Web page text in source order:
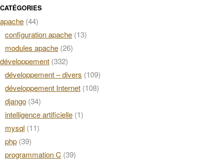
CATÉGORIES
apache (44)
configuration apache (13)
modules apache (26)
développement (332)
développement – divers (109)
développement Internet (108)
django (34)
intelligence artificielle (1)
mysql (11)
php (39)
programmation C (39)